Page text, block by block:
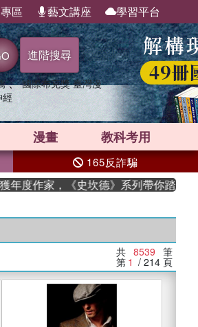
區 藝文講座 學習平台
進階搜尋
、 國際布克獎 臺灣漫
經
漫畫 教科考用
165反詐騙
家，《史坎德》系列帶你踏上熱血奇幻
共 8539 筆
第 1 / 214 頁